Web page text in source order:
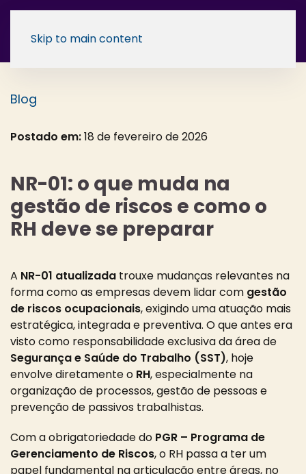
Skip to main content
Blog
Postado em:18 de fevereiro de 2026
NR-01: o que muda na
gestão de riscos e como o
RH deve se preparar
A NR-01 atualizada trouxe mudanças relevantes na
forma como as empresas devem lidar com gestão
de riscos ocupacionais, exigindo uma atuação mais
estratégica, integrada e preventiva. O que antes era
visto como responsabilidade exclusiva da área de
Segurança e Saúde do Trabalho (SST), hoje
envolve diretamente o RH, especialmente na
organização de processos, gestão de pessoas e
prevenção de passivos trabalhistas.
Com a obrigatoriedade do PGR – Programa de
Gerenciamento de Riscos, o RH passa a ter um
papel fundamental na articulação entre áreas, no